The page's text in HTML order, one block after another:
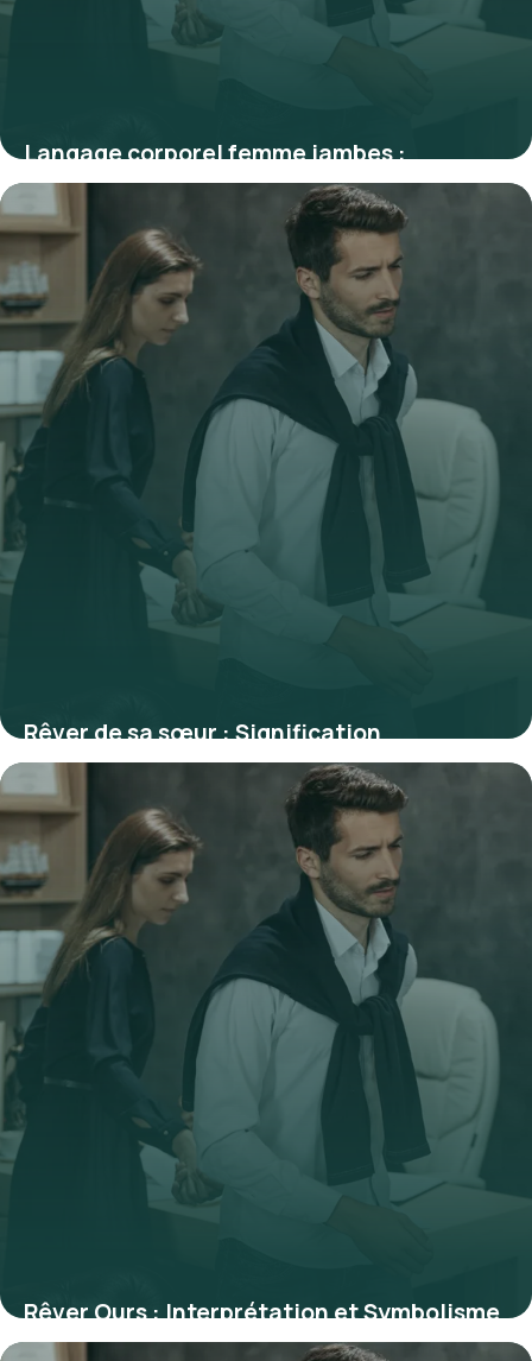
Langage corporel femme jambes :
Décryptage
9 juillet 2026
Rêver de sa sœur : Signification
psychologique complète
4 juillet 2026
Rêver Ours : Interprétation et Symbolisme
2026